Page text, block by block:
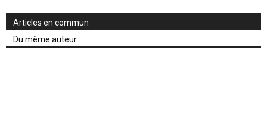
Articles en commun
Du même auteur